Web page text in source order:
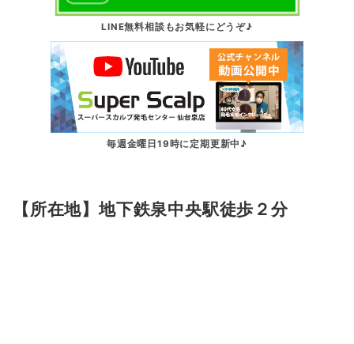
LINE無料相談もお気軽にどうぞ♪
毎週金曜日19時に定期更新中♪
【所在地】地下鉄泉中央駅徒歩２分